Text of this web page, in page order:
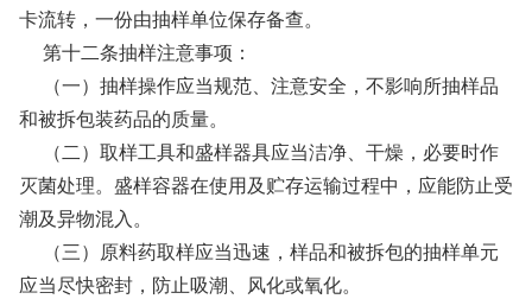
卡流转，一份由抽样单位保存备查。
第十二条抽样注意事项：
（一）抽样操作应当规范、注意安全，不影响所抽样品
和被拆包装药品的质量。
（二）取样工具和盛样器具应当洁净、干燥，必要时作
灭菌处理。盛样容器在使用及贮存运输过程中，应能防止受
潮及异物混入。
（三）原料药取样应当迅速，样品和被拆包的抽样单元
应当尽快密封，防止吸潮、风化或氧化。